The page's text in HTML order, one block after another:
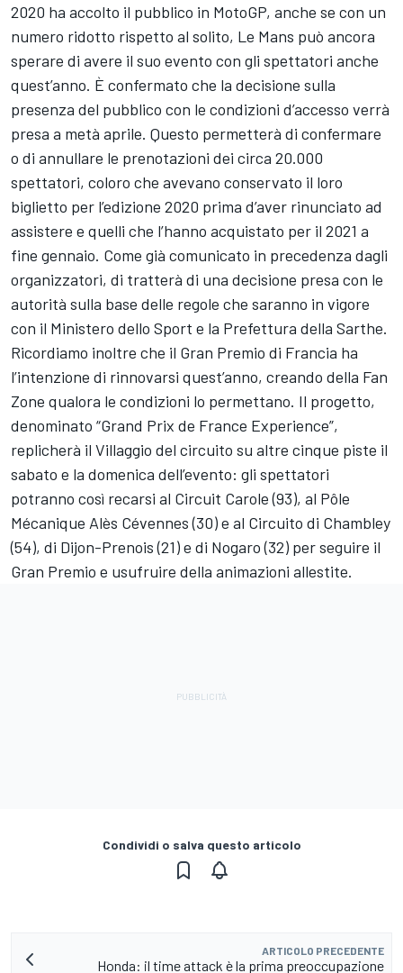
2020 ha accolto il pubblico in MotoGP, anche se con un
numero ridotto rispetto al solito, Le Mans può ancora
sperare di avere il suo evento con gli spettatori anche
quest’anno. È confermato che la decisione sulla
presenza del pubblico con le condizioni d’accesso verrà
presa a metà aprile. Questo permetterà di confermare
o di annullare le prenotazioni dei circa 20.000
spettatori, coloro che avevano conservato il loro
biglietto per l’edizione 2020 prima d’aver rinunciato ad
assistere e quelli che l’hanno acquistato per il 2021 a
fine gennaio. Come già comunicato in precedenza dagli
organizzatori, di tratterà di una decisione presa con le
autorità sulla base delle regole che saranno in vigore
con il Ministero dello Sport e la Prefettura della Sarthe.
Ricordiamo inoltre che il Gran Premio di Francia ha
l’intenzione di rinnovarsi quest’anno, creando della Fan
Zone qualora le condizioni lo permettano. Il progetto,
denominato “Grand Prix de France Experience”,
replicherà il Villaggio del circuito su altre cinque piste il
sabato e la domenica dell’evento: gli spettatori
potranno così recarsi al Circuit Carole (93), al Pôle
Mécanique Alès Cévennes (30) e al Circuito di Chambley
(54), di Dijon-Prenois (21) e di Nogaro (32) per seguire il
Gran Premio e usufruire della animazioni allestite.
Condividi o salva questo articolo
ARTICOLO PRECEDENTE
Honda: il time attack è la prima preoccupazione